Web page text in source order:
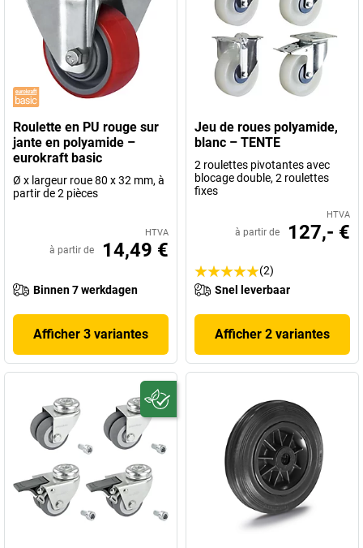
Roulette en PU rouge sur
jante en polyamide –
eurokraft basic
Ø x largeur roue 80 x 32 mm, à
partir de 2 pièces
HTVA
à partir de 14,49 €
Binnen 7 werkdagen
Afficher 3 variantes
Jeu de roues polyamide,
blanc – TENTE
2 roulettes pivotantes avec
blocage double, 2 roulettes
fixes
HTVA
à partir de 127,- €
(2)
Snel leverbaar
Afficher 2 variantes